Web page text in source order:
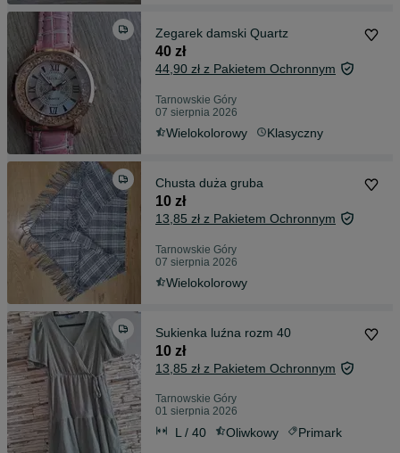
Zegarek damski Quartz
40 zł
44,90 zł z Pakietem Ochronnym
Tarnowskie Góry
07 sierpnia 2026
Wielokolorowy Klasyczny
Chusta duża gruba
10 zł
13,85 zł z Pakietem Ochronnym
Tarnowskie Góry
07 sierpnia 2026
Wielokolorowy
Sukienka luźna rozm 40
10 zł
13,85 zł z Pakietem Ochronnym
Tarnowskie Góry
01 sierpnia 2026
L / 40 Oliwkowy Primark